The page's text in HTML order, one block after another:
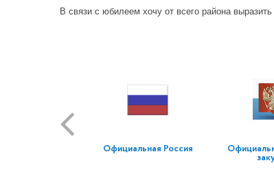
В связи с юбилеем хочу от всего района
Официальная Россия